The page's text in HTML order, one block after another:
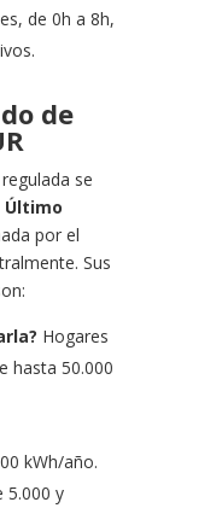
de 0h a 8h,
de
se
Último
por el
Sus
Hogares
hasta 50.000
kWh/año.
5.000 y